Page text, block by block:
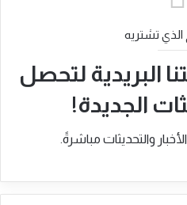
الذي تشتريه
البريدية لتحصل
الجديدة!
والتحديثات مباشرةً.